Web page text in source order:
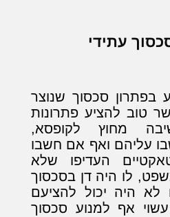
עתידי
בפתרון סכסוך שנוצר
טוב להציע פתרונות
מחוץ לקופסא,
עליהם ואף אם חשבו
העדיפו שלא
לו היה דן בסכסוך
לא היה יכול להציעם
אף למנוע סכסוך